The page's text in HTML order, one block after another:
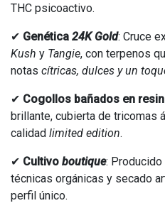
THC psicoactivo.
✔ Genética 24K Gold: Cruce
Kush y Tangie, con terpenos
notas cítricas, dulces y un
✔ Cogollos bañados en
brillante, cubierta de tricomas
calidad limited edition.
✔ Cultivo boutique:
técnicas orgánicas y secado
perfil único.